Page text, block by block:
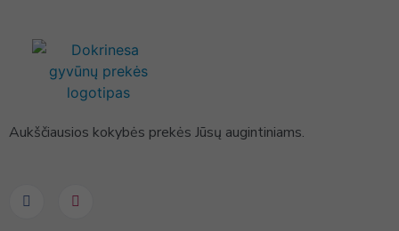
Aukščiausios kokybės prekės Jūsų augintiniams.